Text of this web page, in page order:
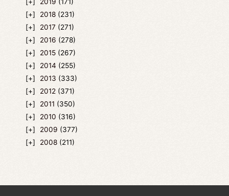
2018 (231)
2017 (271)
2016 (278)
2015 (267)
2014 (255)
2013 (333)
2012 (371)
2011 (350)
2010 (316)
2009 (377)
2008 (211)